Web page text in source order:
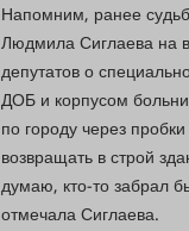
Напомним, ранее
Людмила Сиглаева на
депутатов о
ДОБ и корпусом
по городу через
возвращать в строй
думаю, кто-то забрал
отмечала Сиглаева.